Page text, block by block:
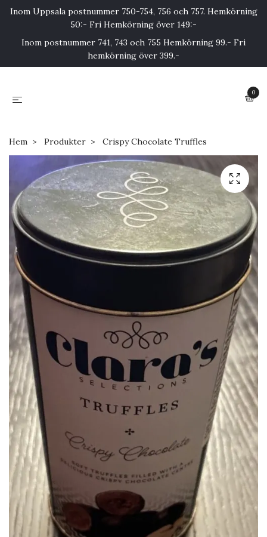
Inom Uppsala postnummer 750-754, 756 och 757. Hemkörning
50:- Fri Hemkörning över 149:-
Inom postnummer 741, 743 och 755 Hemkörning 99.- Fri
hemkörning över 399.-
0
Hem Produkter Crispy Chocolate Truffles